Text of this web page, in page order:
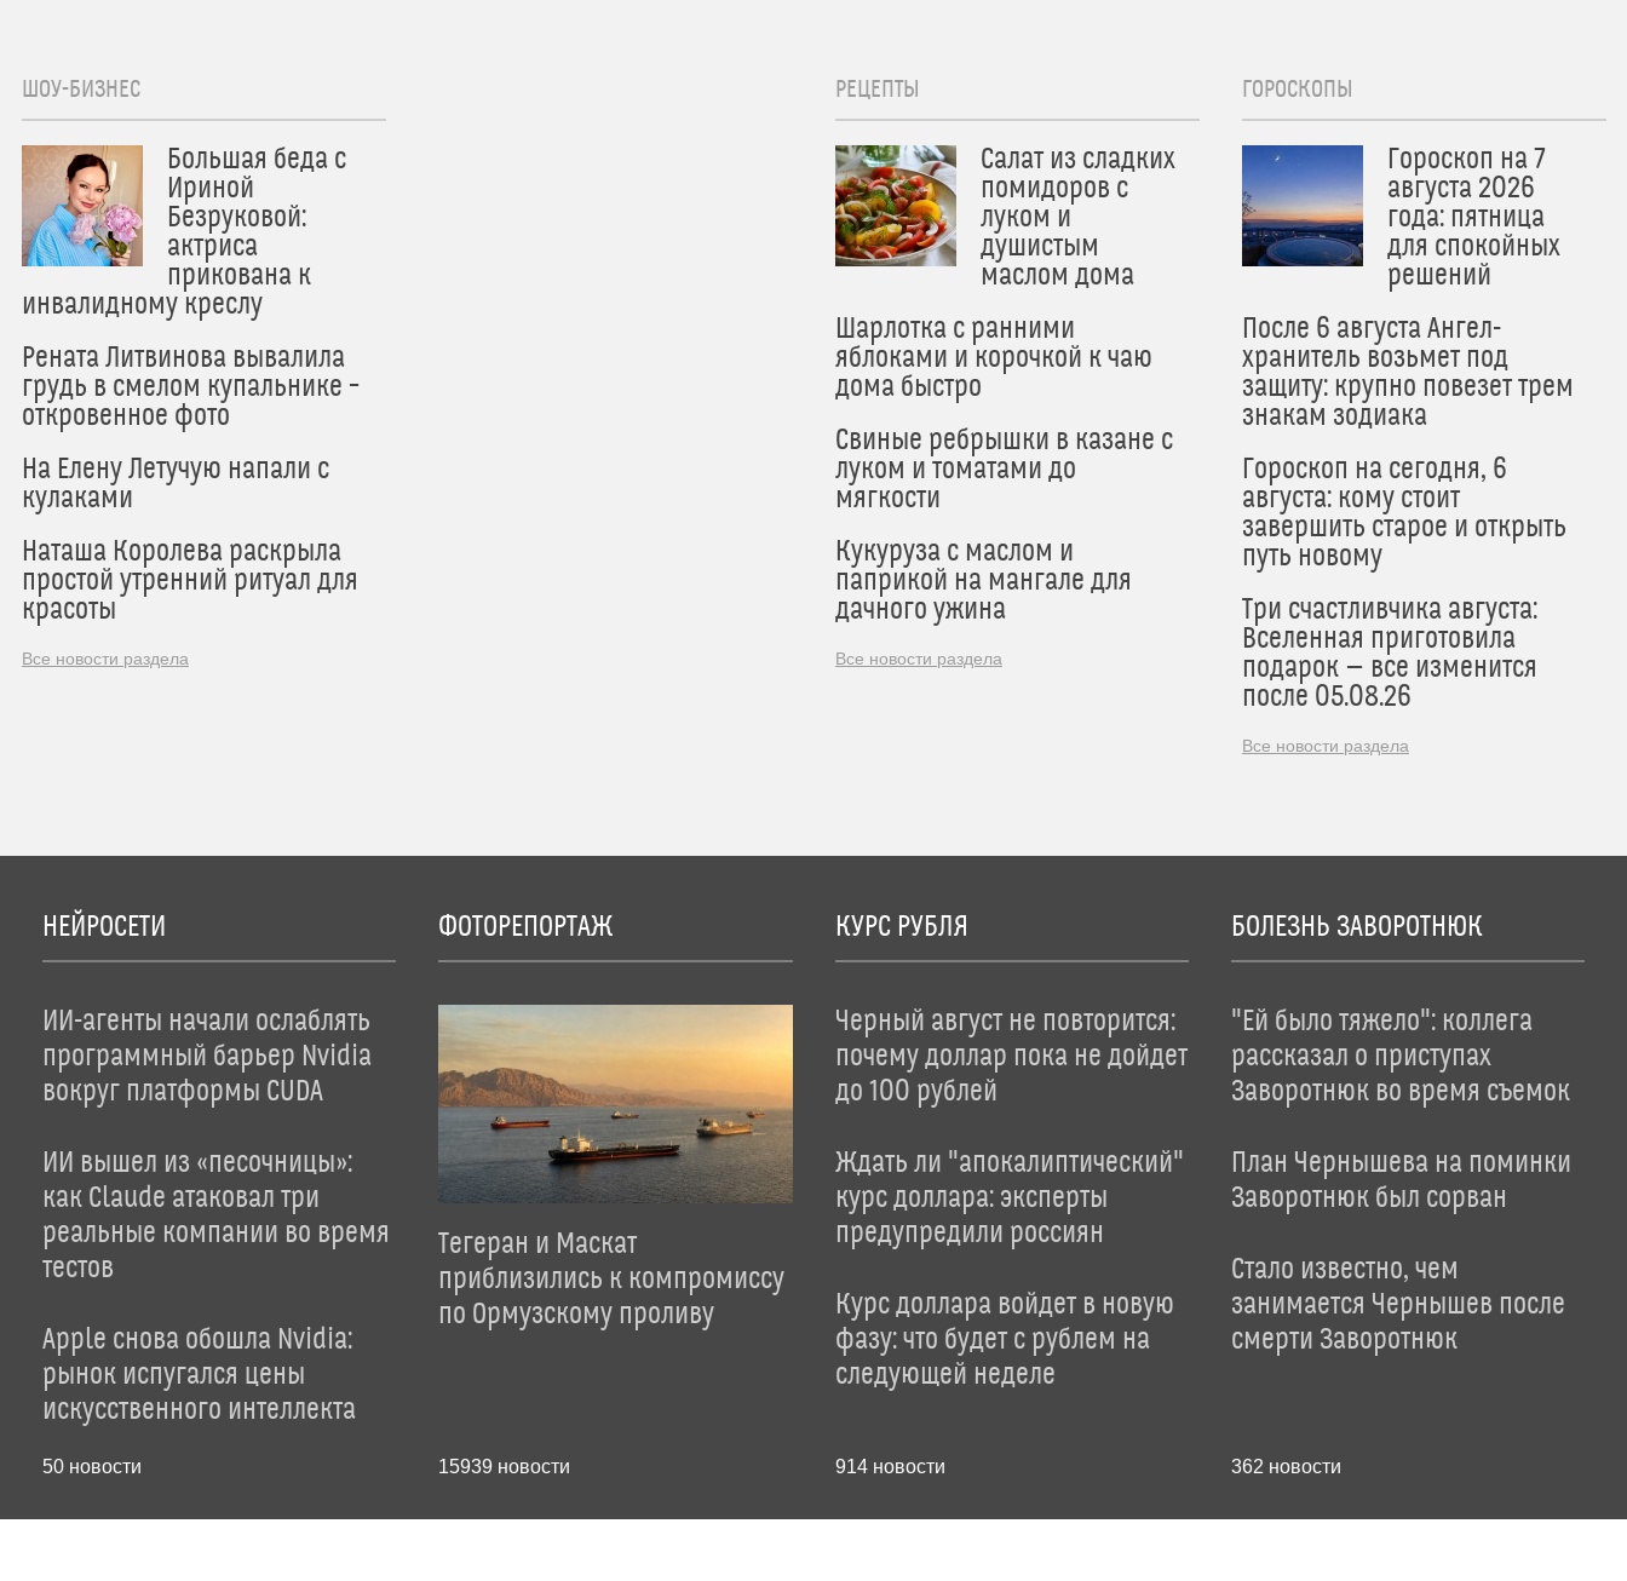
ШОУ-БИЗНЕС
Большая беда с
Ириной
Безруковой:
актриса
прикована к
инвалидному креслу
Рената Литвинова вывалила
грудь в смелом купальнике –
откровенное фото
На Елену Летучую напали с
кулаками
Наташа Королева раскрыла
простой утренний ритуал для
красоты
Все новости раздела
РЕЦЕПТЫ
Салат из сладких
помидоров с
луком и
душистым
маслом дома
Шарлотка с ранними
яблоками и корочкой к чаю
дома быстро
Свиные ребрышки в казане с
луком и томатами до
мягкости
Кукуруза с маслом и
паприкой на мангале для
дачного ужина
Все новости раздела
ГОРОСКОПЫ
Гороскоп на 7
августа 2026
года: пятница
для спокойных
решений
После 6 августа Ангел-
хранитель возьмет под
защиту: крупно повезет трем
знакам зодиака
Гороскоп на сегодня, 6
августа: кому стоит
завершить старое и открыть
путь новому
Три счастливчика августа:
Вселенная приготовила
подарок — все изменится
после 05.08.26
Все новости раздела
НЕЙРОСЕТИ
ИИ-агенты начали ослаблять
программный барьер Nvidia
вокруг платформы CUDA
ИИ вышел из «песочницы»:
как Claude атаковал три
реальные компании во время
тестов
Apple снова обошла Nvidia:
рынок испугался цены
искусственного интеллекта
50 новости
ФОТОРЕПОРТАЖ
Тегеран и Маскат
приблизились к компромиссу
по Ормузскому проливу
15939 новости
КУРС РУБЛЯ
Черный август не повторится:
почему доллар пока не дойдет
до 100 рублей
Ждать ли "апокалиптический"
курс доллара: эксперты
предупредили россиян
Курс доллара войдет в новую
фазу: что будет с рублем на
следующей неделе
914новости
БОЛЕЗНЬ ЗАВОРОТНЮК
"Ей было тяжело": коллега
рассказал о приступах
Заворотнюк во время съемок
План Чернышева на поминки
Заворотнюк был сорван
Стало известно, чем
занимается Чернышев после
смерти Заворотнюк
362 новости